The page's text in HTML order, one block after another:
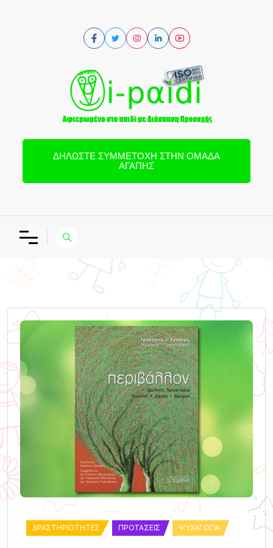
ΔΗΛΏΣΤΕ ΣΥΜΜΕΤΟΧΉ ΣΤΗΝ ΟΜΆΔΑ
ΑΓΆΠΗΣ
ΔΡΑΣΤΗΡΙΌΤΗΤΕΣ ΠΡΟΤΆΣΕΙΣ ΨΥΧΑΓΩΓΊΑ